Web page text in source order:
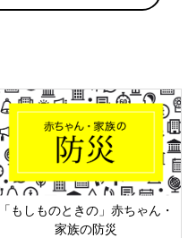
「もしものときの」赤ちゃん・
家族の防災